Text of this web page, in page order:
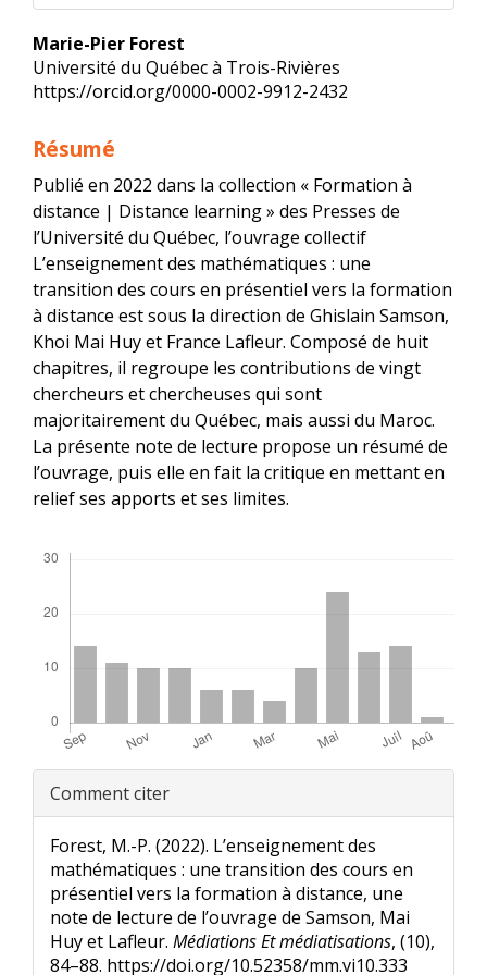
Contenu
principal
de
l'article
Marie-Pier Forest
Université du Québec à Trois-Rivières
https://orcid.org/0000-0002-9912-2432
Résumé
Publié en 2022 dans la collection « Formation à
distance | Distance learning » des Presses de
l’Université du Québec, l’ouvrage collectif
L’enseignement des mathématiques : une
transition des cours en présentiel vers la formation
à distance est sous la direction de Ghislain Samson,
Khoi Mai Huy et France Lafleur. Composé de huit
chapitres, il regroupe les contributions de vingt
chercheurs et chercheuses qui sont
majoritairement du Québec, mais aussi du Maroc.
La présente note de lecture propose un résumé de
l’ouvrage, puis elle en fait la critique en mettant en
relief ses apports et ses limites.
Renseignements
sur
l'article
Comment citer
Forest, M.-P. (2022). L’enseignement des
mathématiques : une transition des cours en
présentiel vers la formation à distance, une
note de lecture de l’ouvrage de Samson, Mai
Huy et Lafleur. Médiations Et médiatisations, (10),
84–88. https://doi.org/10.52358/mm.vi10.333